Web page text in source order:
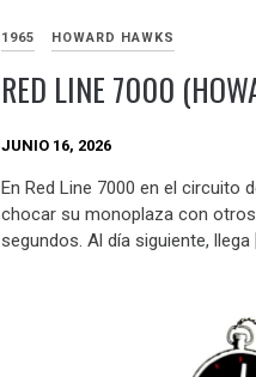
1965 HOWARD HAWKS
RED LINE 7000
JUNIO 16, 2026
En Red Line 7000 en el circuito
chocar su monoplaza con
segundos. Al día siguiente, llega